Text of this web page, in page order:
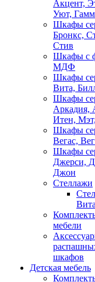
Акцент,
Уют,
Шкафы
Бронкс,
Стив
Шкафы с
МДФ
Шкафы
Вита,
Шкафы
Аркадия,
Итен,
Шкафы
Вегас,
Шкафы
Джерси,
Джон
Стеллажи
Вита
мебели
шкафов
Детская мебель